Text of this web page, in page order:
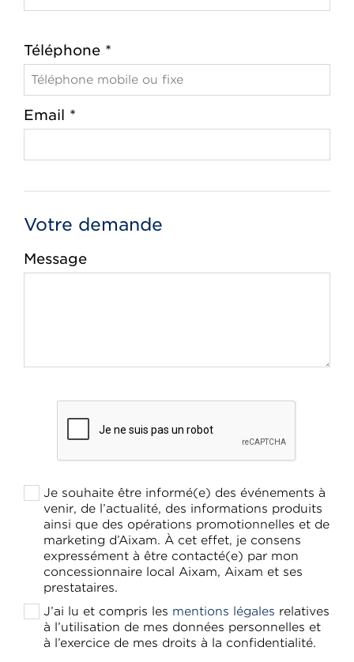
Téléphone *
Email *
Votre demande
Message
Je souhaite être informé(e) des événements à
venir, de l’actualité, des informations produits
ainsi que des opérations promotionnelles et de
marketing d’Aixam. À cet effet, je consens
expressément à être contacté(e) par mon
concessionnaire local Aixam, Aixam et ses
prestataires.
J’ai lu et compris les mentions légales relatives
à l’utilisation de mes données personnelles et
à l’exercice de mes droits à la confidentialité.